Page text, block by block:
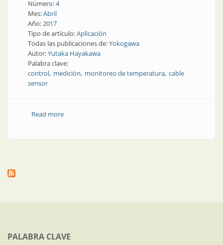
Número:4
Mes:Abril
Año:2017
Tipo de artículo:Aplicación
Todas las publicaciones de:Yokogawa
Autor:Yutaka Hayakawa
Palabra clave:
control medición monitoreo de temperatura cable
sensor
Read moreabout Medición | Monitoreo de temperatura con
PALABRA CLAVE